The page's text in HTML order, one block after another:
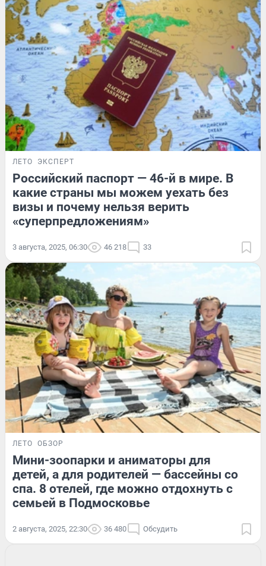
ЛЕТО ЭКСПЕРТ
Российский паспорт — 46-й в мире. В
какие страны мы можем уехать без
визы и почему нельзя верить
«суперпредложениям»
3 августа, 2025, 06:30 46 218 33
ЛЕТО ОБЗОР
Мини-зоопарки и аниматоры для
детей, а для родителей — бассейны со
спа. 8 отелей, где можно отдохнуть с
семьей в Подмосковье
2 августа, 2025, 22:30 36 480 Обсудить